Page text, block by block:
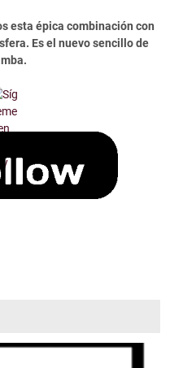
esta épica combinación con
Es el nuevo sencillo de